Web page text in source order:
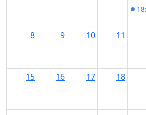
8 9 10 11
15 16 17 18